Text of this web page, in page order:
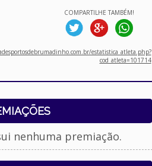
COMPARTILHE TAMBÉM!
estatistica_atleta.php?
cod_atleta=101714
nenhuma premiação.